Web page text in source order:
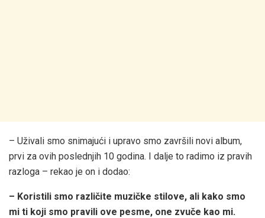
– Uživali smo snimajući i upravo smo završili novi album,
prvi za ovih poslednjih 10 godina. I dalje to radimo iz pravih
razloga – rekao je on i dodao:
– Koristili smo različite muzičke stilove, ali kako smo
mi ti koji smo pravili ove pesme, one zvuče kao mi.